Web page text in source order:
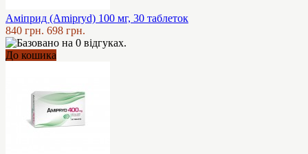
Аміприд (Amipryd) 100 мг, 30 таблеток
840 грн. 698 грн.
До кошика